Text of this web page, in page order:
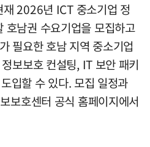
2026년 ICT 중소기업 정
호남권 수요기업을 모집하고
필요한 호남 지역 중소기업
보보호 컨설팅, IT 보안 패키
입할 수 있다. 모집 일정과
보호센터 공식 홈페이지에서